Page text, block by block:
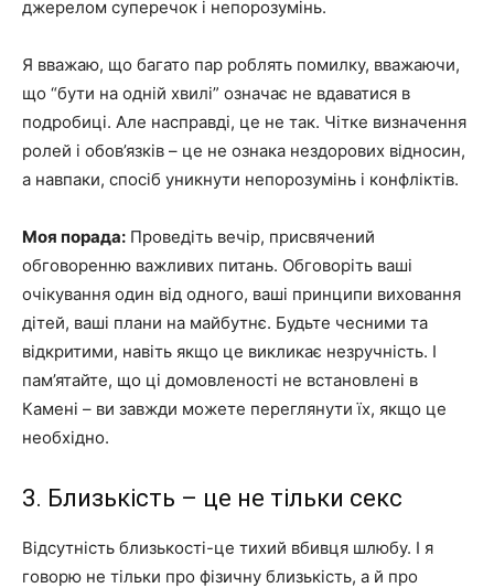
джерелом суперечок і непорозумінь.
Я вважаю, що багато пар роблять помилку, вважаючи,
що “бути на одній хвилі” означає не вдаватися в
подробиці. Але насправді, це не так. Чітке визначення
ролей і обов’язків – це не ознака нездорових відносин,
а навпаки, спосіб уникнути непорозумінь і конфліктів.
Моя порада: Проведіть вечір, присвячений
обговоренню важливих питань. Обговоріть ваші
очікування один від одного, ваші принципи виховання
дітей, ваші плани на майбутнє. Будьте чесними та
відкритими, навіть якщо це викликає незручність. І
пам’ятайте, що ці домовленості не встановлені в
Камені – ви завжди можете переглянути їх, якщо це
необхідно.
3. Близькість – це не тільки секс
Відсутність близькості-це тихий вбивця шлюбу. І я
говорю не тільки про фізичну близькість, а й про